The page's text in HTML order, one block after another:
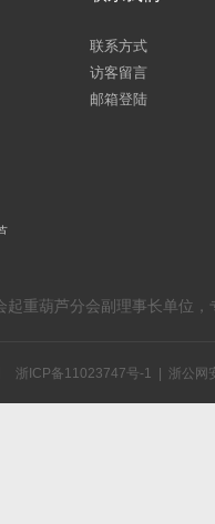
联系方式
访客留言
邮箱登陆
重葫芦分会副理事长单位
浙ICP备11023747号-1 浙公网